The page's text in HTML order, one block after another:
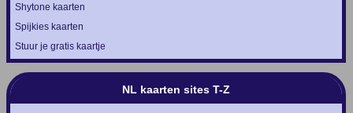
Shytone kaarten
Spijkies kaarten
Stuur je gratis kaartje
NL kaarten sites T-Z